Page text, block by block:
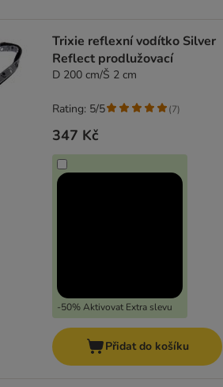
Trixie reflexní vodítko Silver
Reflect prodlužovací
D 200 cm/Š 2 cm
347 Kč
-50% Aktivovat Extra slevu
Rating: 5/5 (7)
Přidat do košíku